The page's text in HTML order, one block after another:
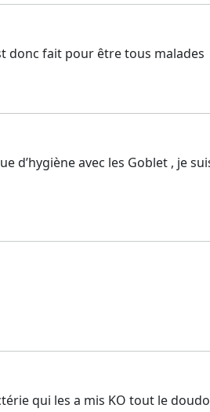
donc fait pour être tous malades
d’hygiène avec les Goblet , je
qui les a mis KO tout le